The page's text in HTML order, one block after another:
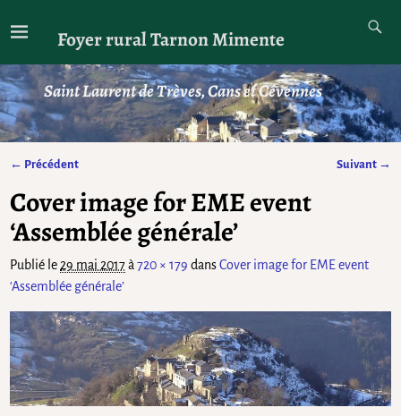
Foyer rural Tarnon Mimente
Saint Laurent de Trèves, Cans et Cévennes
← Précédent Suivant →
Cover image for EME event
‘Assemblée générale’
Publié le 29 mai 2017à720 × 179 dansCover image for EME event
‘Assemblée générale’